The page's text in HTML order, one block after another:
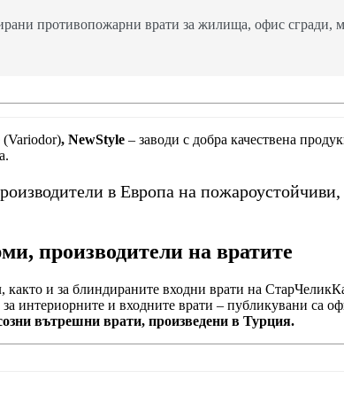
противопожарни врати за жилища, офис сгради,
(Variodor), NewStyle – заводи с добра качествена
в Европа на
производители на вратите
и за блиндираните входни врати на
интериорните и входните врати – публикувани са
вътрешни врати, произведени в Турция.